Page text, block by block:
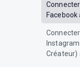
Facebook
Créateur)